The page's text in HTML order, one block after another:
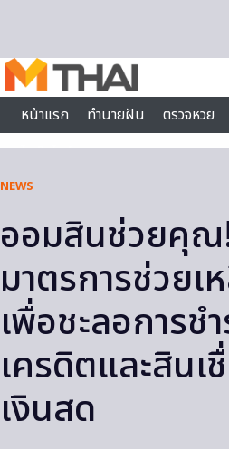
หน้าแรก
ทำนายฝัน ตรวจหวย
ไลฟ์สไตล์
NEWS
ออมสินช่วยคุ
มาตรการช่วย
เพื่อชะลอการช
เครดิตและสินเ
เงินสด